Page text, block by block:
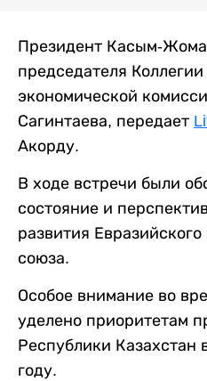
Президент Касым-
председателя
экономической
Сагинтаева, передает
Акорду.
В ходе встречи были
состояние и
развития
союза.
Особое внимание во
уделено приоритетам
Республики Казахстан
году.